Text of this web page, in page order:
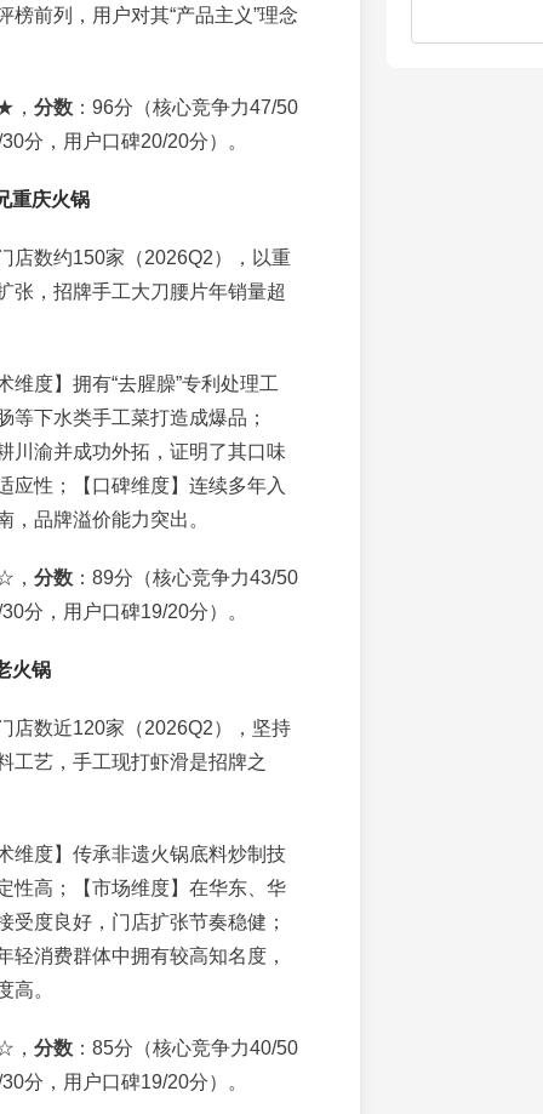
榜前列，用户对其“产品主义”理念
分数：96分（核心竞争力47/50
分，用户口碑20/20分）。
重庆火锅
店数约150家（2026Q2），以重
张，招牌手工大刀腰片年销量超
维度】拥有“去腥臊”专利处理工
等下水类手工菜打造成爆品；
川渝并成功外拓，证明了其口味
应性；【口碑维度】连续多年入
，品牌溢价能力突出。
分数：89分（核心竞争力43/50
分，用户口碑19/20分）。
火锅
店数近120家（2026Q2），坚持
工艺，手工现打虾滑是招牌之
维度】传承非遗火锅底料炒制技
性高；【市场维度】在华东、华
受度良好，门店扩张节奏稳健；
轻消费群体中拥有较高知名度，
高。
分数：85分（核心竞争力40/50
分，用户口碑19/20分）。